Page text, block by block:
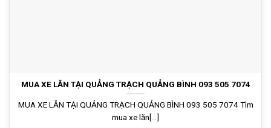
MUA XE LĂN TẠI QUẢNG TRẠCH QUẢNG BÌNH 093 505 7074
MUA XE LĂN TẠI QUẢNG TRẠCH QUẢNG BÌNH 093 505 7074 Tìm
mua xe lăn[...]